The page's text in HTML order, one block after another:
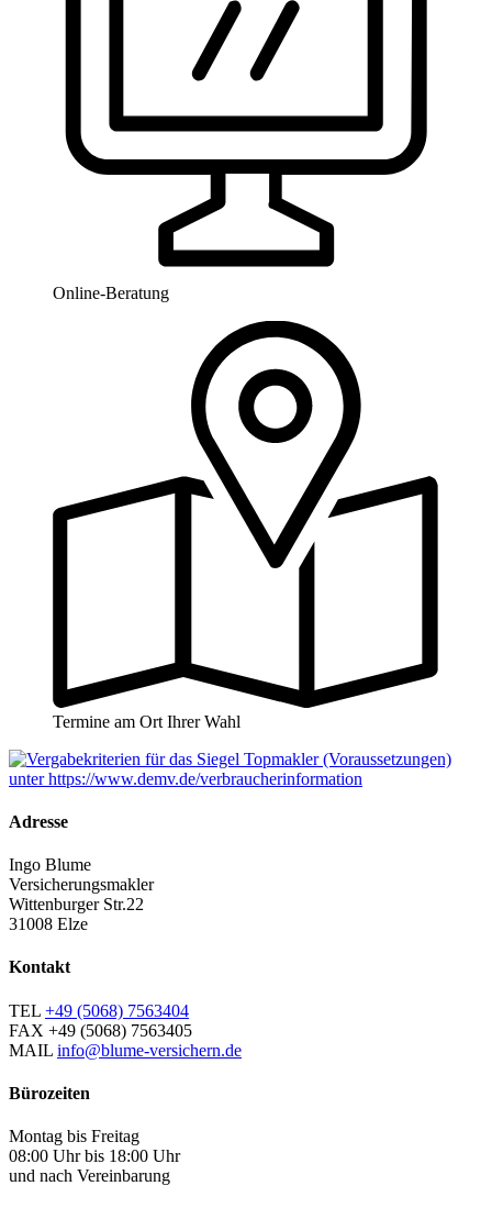
Online-Beratung
Termine am Ort Ihrer Wahl
Adresse
Ingo Blume
Versicherungsmakler
Wittenburger Str.22
31008 Elze
Kontakt
TEL +49 (5068) 7563404
FAX +49 (5068) 7563405
MAIL info@blume-versichern.de
Bürozeiten
Montag bis Freitag
08:00 Uhr bis 18:00 Uhr
und nach Vereinbarung